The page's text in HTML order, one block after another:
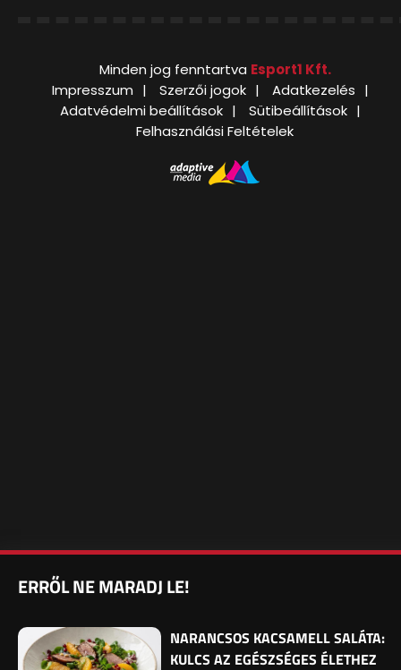
Minden jog fenntartva Esport1 Kft.
Impresszum
Szerzői jogok
Adatkezelés
Adatvédelmi beállítások
Sütibeállítások
Felhasználási Feltételek
ERRŐL NE MARADJ LE!
NARANCSOS KACSAMELL SALÁTA:
KULCS AZ EGÉSZSÉGES ÉLETHEZ